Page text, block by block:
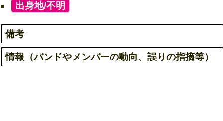
出身地/不明
備考
情報（バンドやメンバーの動向、誤りの指摘等）